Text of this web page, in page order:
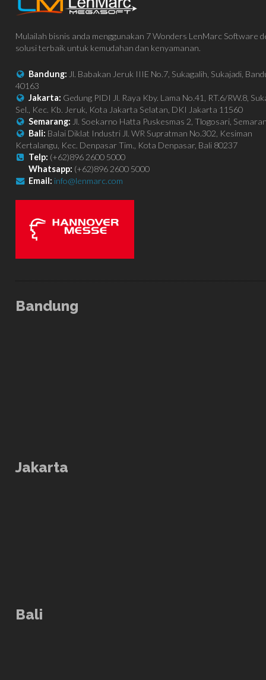
Mulailah bisnis anda menggunakan 7 Wonders LenMarc Software
solusi terbaik untuk kemudahan dan kenyamanan.
Bandung: Jl. Babakan Jeruk IIIE No.7, Sukagalih, Sukajadi,
40163
Jakarta: Gedung PIDI Jl. Raya Kby. Lama No.41, RT.6/RW.8,
Sel., Kec. Kb. Jeruk, Kota Jakarta Selatan, DKI Jakarta 11560
Semarang: Jl. Soekarno Hatta Puskesmas 2, Tlogosari,
Bali: Balai Diklat Industri Jl. WR Supratman No.302, Kesiman
Kertalangu, Kec. Denpasar Tim., Kota Denpasar, Bali 80237
Telp: (+62)896 2600 5000
Whatsapp: (+62)896 2600 5000
Email: info@lenmarc.com
Bandung
Jakarta
Bali